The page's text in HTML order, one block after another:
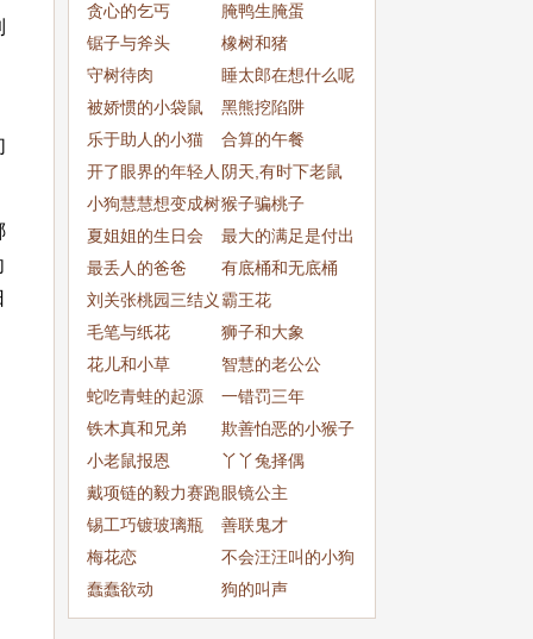
贪心的乞丐
腌鸭生腌蛋
锯子与斧头
橡树和猪
守树待肉
睡太郎在想什么呢
被娇惯的小袋鼠
黑熊挖陷阱
乐于助人的小猫
合算的午餐
开了眼界的年轻人 阴天,有时下老鼠
小狗慧慧想变成树猴子骗桃子
夏姐姐的生日会
最大的满足是付出
最丢人的爸爸
有底桶和无底桶
刘关张桃园三结义 霸王花
毛笔与纸花
狮子和大象
花儿和小草
智慧的老公公
蛇吃青蛙的起源
一错罚三年
铁木真和兄弟
欺善怕恶的小猴子
小老鼠报恩
丫丫兔择偶
戴项链的毅力赛跑眼镜公主
锡工巧镀玻璃瓶
善联鬼才
梅花恋
不会汪汪叫的小狗
蠢蠢欲动
狗的叫声